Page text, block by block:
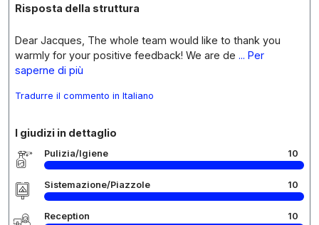
Risposta della struttura
Dear Jacques, The whole team would like to thank you
warmly for your positive feedback! We are de ... Per
saperne di più
Tradurre il commento in Italiano
I giudizi in dettaglio
Pulizia/Igiene 10
Sistemazione/Piazzole 10
Reception 10